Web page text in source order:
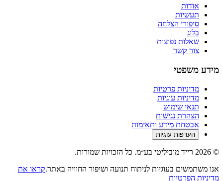
אודות
תעשיות
סיפורי הצלחה
בלוג
שאלות נפוצות
צור קשר
מידע משפטי
מדיניות פרטיות
מדיניות עוגיות
תנאי שימוש
הצהרת נגישות
אבטחת מידע ותאימות
העדפות עוגיות
© 2026 רייד מוביליטי בע״מ. כל הזכויות שמורות.
אנו משתמשים בעוגיות לניתוח תנועה ושיפור החוויה באתר.קראו את
מדיניות הפרטיות